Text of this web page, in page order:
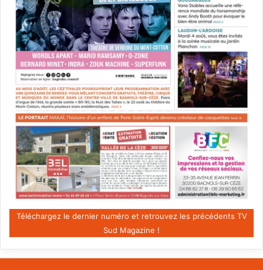
Téléchargez le dernier numéro et retrouvez les précédents TV
Sud Magazine !